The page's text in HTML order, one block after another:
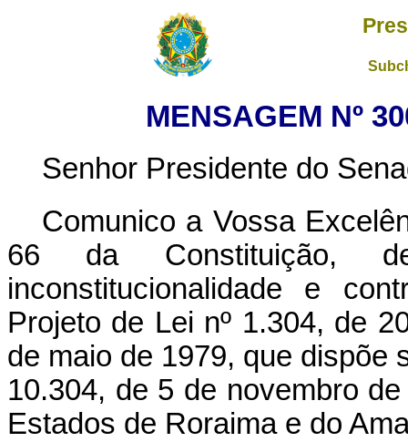
MENSAGEM Nº
Senhor Presidente do
Comunico a Vossa
66 da Constituição,
inconstitucionalidade e
Projeto de Lei nº 1.304, de
de maio de 1979, que dispõe
10.304, de 5 de novembro
Estados de Roraima e do